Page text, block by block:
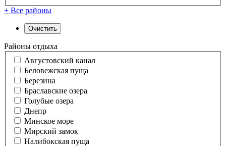
+ Все районы
Районы отдыха
Августовский канал
Беловежская пуща
Березина
Браславские озера
Голубые озера
Днепр
Минское море
Мирский замок
Налибокская пуща